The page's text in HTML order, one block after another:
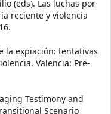
(eds). Las luchas por
reciente y violencia
la expiación: tentativas
Valencia: Pre-
Testimony and
Scenario